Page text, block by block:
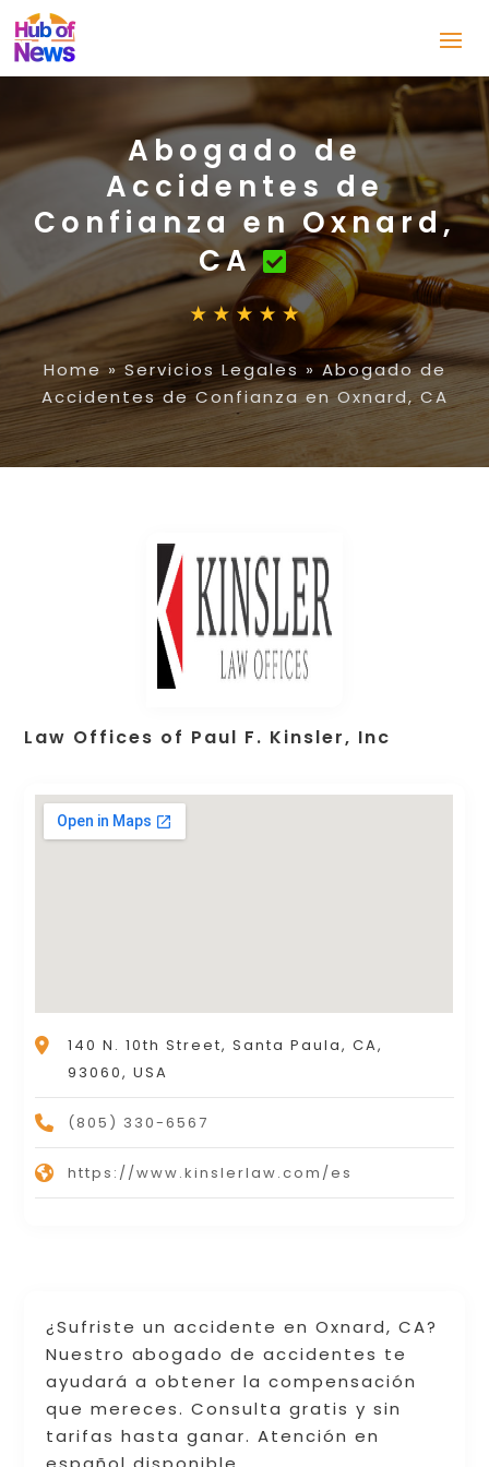
Abogado de
Accidentes de
Confianza en Oxnard,
CA
Home » Servicios Legales »Abogado de
Accidentes de Confianza en Oxnard, CA
¿Sufriste un accidente en Oxnard, CA?
Nuestro abogado de accidentes te
ayudará a obtener la compensación
que mereces. Consulta gratis y sin
tarifas hasta ganar. Atención en
Law Offices of Paul F. Kinsler, Inc
140 N. 10th Street, Santa Paula, CA,
93060, USA
(805) 330-6567
https://www.kinslerlaw.com/es